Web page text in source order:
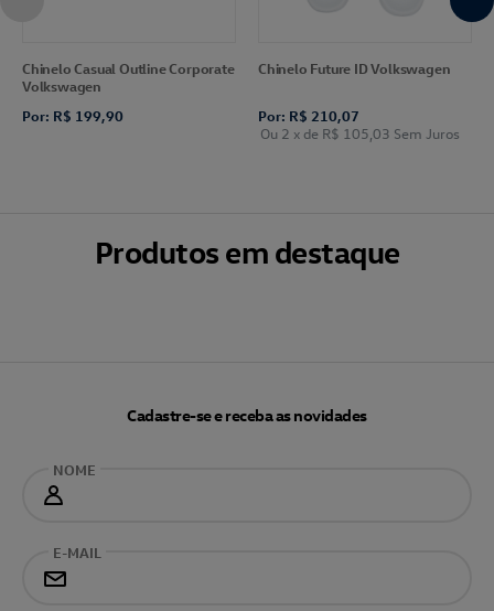
Chinelo Casual Outline Corporate
Volkswagen
Por: R$ 199,90
Chinelo Future ID Volkswagen
Por: R$ 210,07
Ou 2 x de R$ 105,03 Sem Juros
Produtos em destaque
Cadastre-se e receba as novidades
NOME
E-MAIL